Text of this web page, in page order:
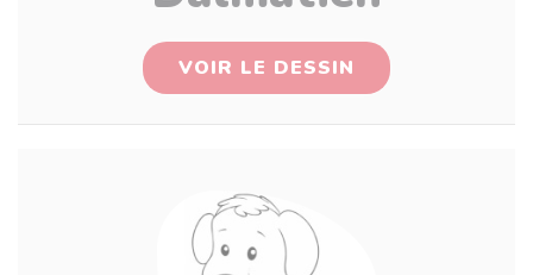
VOIR LE DESSIN